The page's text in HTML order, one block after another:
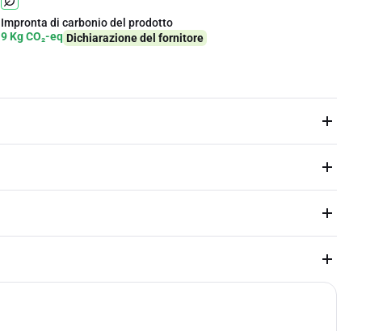
Impronta di carbonio del prodotto
9 Kg CO₂-eq Dichiarazione del fornitore